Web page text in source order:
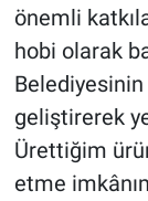
önemli
hobi olarak
geliştirerek
Ürettiğim
etme